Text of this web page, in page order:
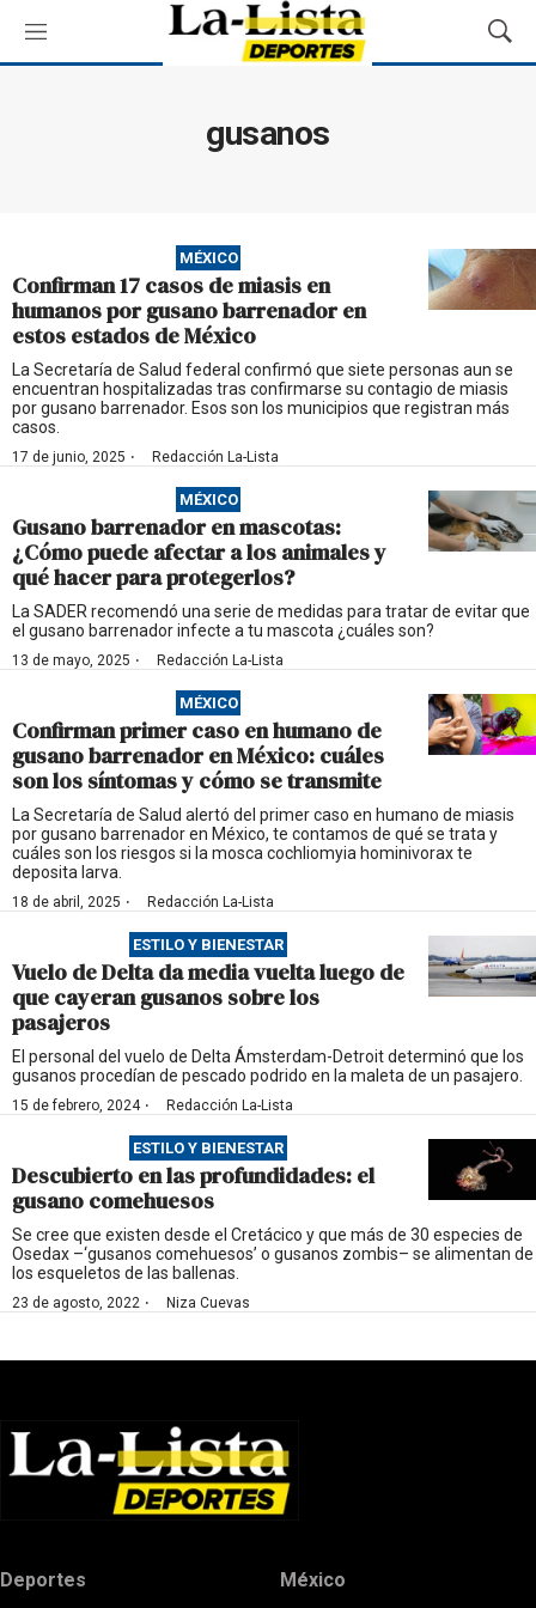
M
e
M
o
ú
s
u
d
a
gusanos
MÉXICO
Confirman 17 casos de miasis en
humanos por gusano barrenador en
estos estados de México
La Secretaría de Salud federal confirmó que siete personas aun se
encuentran hospitalizadas tras confirmarse su contagio de miasis
por gusano barrenador. Esos son los municipios que registran más
casos.
17 de junio, 2025 · Redacción La-Lista
MÉXICO
Gusano barrenador en mascotas:
¿Cómo puede afectar a los animales y
qué hacer para protegerlos?
La SADER recomendó una serie de medidas para tratar de evitar que
el gusano barrenador infecte a tu mascota ¿cuáles son?
13 de mayo, 2025 · Redacción La-Lista
MÉXICO
Confirman primer caso en humano de
gusano barrenador en México: cuáles
son los síntomas y cómo se transmite
La Secretaría de Salud alertó del primer caso en humano de miasis
por gusano barrenador en México, te contamos de qué se trata y
cuáles son los riesgos si la mosca cochliomyia hominivorax te
deposita larva.
18 de abril, 2025 · Redacción La-Lista
ESTILO Y BIENESTAR
Vuelo de Delta da media vuelta luego de
que cayeran gusanos sobre los
pasajeros
El personal del vuelo de Delta Ámsterdam-Detroit determinó que los
gusanos procedían de pescado podrido en la maleta de un pasajero.
15 de febrero, 2024· Redacción La-Lista
ESTILO Y BIENESTAR
Descubierto en las profundidades: el
gusano comehuesos
Se cree que existen desde el Cretácico y que más de 30 especies de
Osedax –‘gusanos comehuesos’ o gusanos zombis– se alimentan de
los esqueletos de las ballenas.
23 de agosto, 2022 · Niza Cuevas
Deportes México